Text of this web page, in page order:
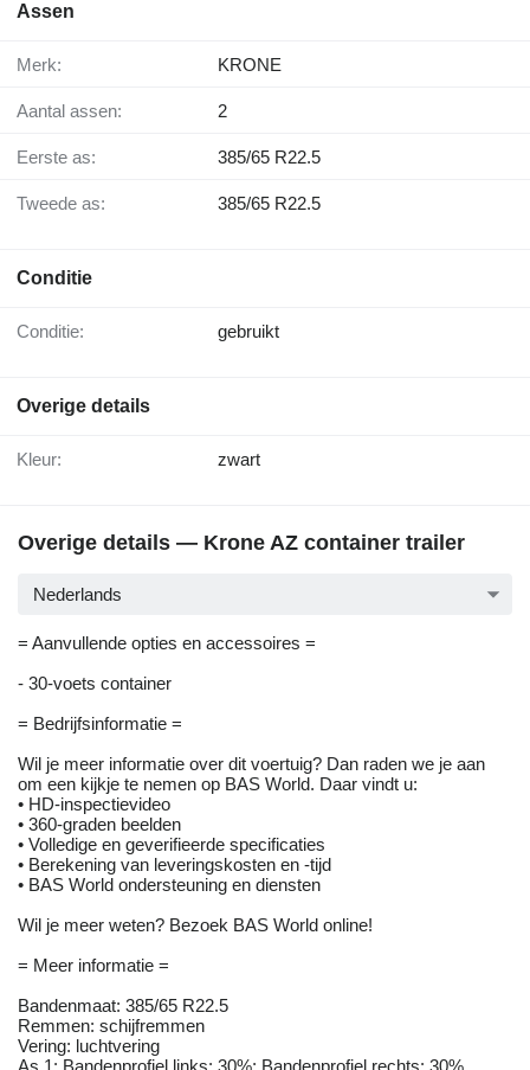
Assen
Merk: KRONE
Aantal assen: 2
Eerste as: 385/65 R22.5
Tweede as: 385/65 R22.5
Conditie
Conditie: gebruikt
Overige details
Kleur: zwart
Overige details — Krone AZ container trailer
Nederlands
= Aanvullende opties en accessoires =
- 30-voets container
= Bedrijfsinformatie =
Wil je meer informatie over dit voertuig? Dan raden we je aan
om een kijkje te nemen op BAS World. Daar vindt u:
• HD-inspectievideo
• 360-graden beelden
• Volledige en geverifieerde specificaties
• Berekening van leveringskosten en -tijd
• BAS World ondersteuning en diensten
Wil je meer weten? Bezoek BAS World online!
= Meer informatie =
Bandenmaat: 385/65 R22.5
Remmen: schijfremmen
Vering: luchtvering